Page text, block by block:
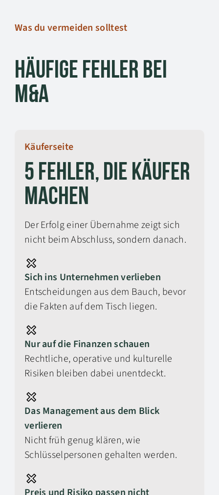
Was du vermeiden solltest
Häufige Fehler bei
M&A
Käuferseite
5 Fehler, die Käufer
machen
Der Erfolg einer Übernahme zeigt sich
nicht beim Abschluss, sondern danach.
Sich ins Unternehmen verlieben
Entscheidungen aus dem Bauch, bevor
die Fakten auf dem Tisch liegen.
Nur auf die Finanzen schauen
Rechtliche, operative und kulturelle
Risiken bleiben dabei unentdeckt.
Das Management aus dem Blick
verlieren
Nicht früh genug klären, wie
Schlüsselpersonen gehalten werden.